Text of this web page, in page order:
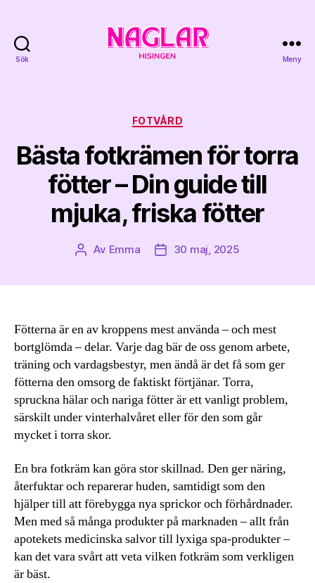
Sök Meny
Kategorier
FOTVÅRD
Bästa fotkrämen för torra
fötter – Din guide till
mjuka, friska fötter
Inläggsförfattare
Av Emma Inläggsdatum
30 maj, 2025
Fötterna är en av kroppens mest använda – och mest
bortglömda – delar. Varje dag bär de oss genom arbete,
träning och vardagsbestyr, men ändå är det få som ger
fötterna den omsorg de faktiskt förtjänar. Torra,
spruckna hälar och nariga fötter är ett vanligt problem,
särskilt under vinterhalvåret eller för den som går
mycket i torra skor.
En bra fotkräm kan göra stor skillnad. Den ger näring,
återfuktar och reparerar huden, samtidigt som den
hjälper till att förebygga nya sprickor och förhårdnader.
Men med så många produkter på marknaden – allt från
apotekets medicinska salvor till lyxiga spa-produkter –
kan det vara svårt att veta vilken fotkräm som verkligen
är bäst.